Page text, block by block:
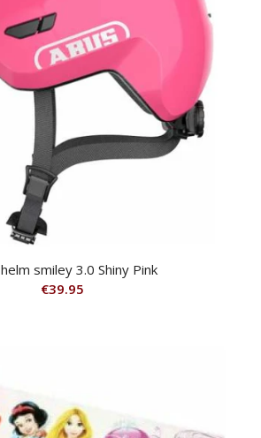
smiley 3.0 Shiny Pink
€39.95